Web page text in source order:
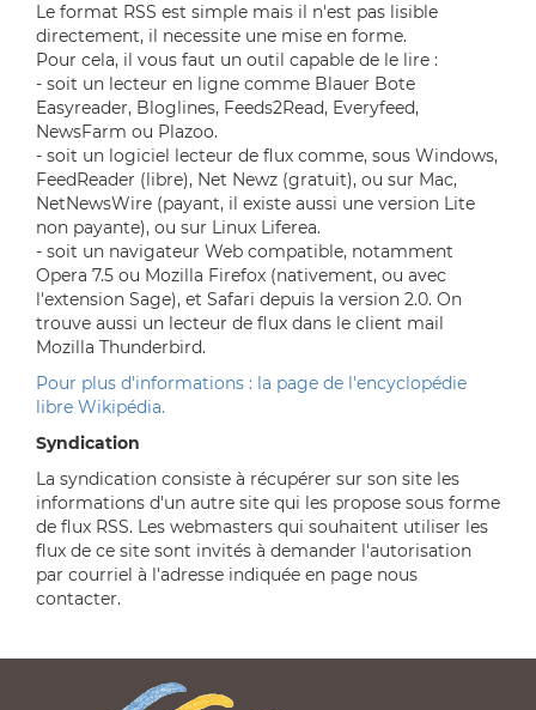
Le format RSS est simple mais il n'est pas lisible
directement, il necessite une mise en forme.
Pour cela, il vous faut un outil capable de le lire :
- soit un lecteur en ligne comme Blauer Bote
Easyreader, Bloglines, Feeds2Read, Everyfeed,
NewsFarm ou Plazoo.
- soit un logiciel lecteur de flux comme, sous Windows,
FeedReader (libre), Net Newz (gratuit), ou sur Mac,
NetNewsWire (payant, il existe aussi une version Lite
non payante), ou sur Linux Liferea.
- soit un navigateur Web compatible, notamment
Opera 7.5 ou Mozilla Firefox (nativement, ou avec
l'extension Sage), et Safari depuis la version 2.0. On
trouve aussi un lecteur de flux dans le client mail
Mozilla Thunderbird.
Pour plus d'informations : la page de l'encyclopédie
libre Wikipédia.
Syndication
La syndication consiste à récupérer sur son site les
informations d'un autre site qui les propose sous forme
de flux RSS. Les webmasters qui souhaitent utiliser les
flux de ce site sont invités à demander l'autorisation
par courriel à l'adresse indiquée en page nous
contacter.